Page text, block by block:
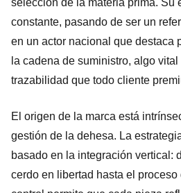
constante, pasando de ser un
en un actor nacional que destaca
la cadena de suministro, algo
trazabilidad que todo cliente
El origen de la marca está
gestión de la dehesa. La
basado en la integración vertical:
cerdo en libertad hasta el